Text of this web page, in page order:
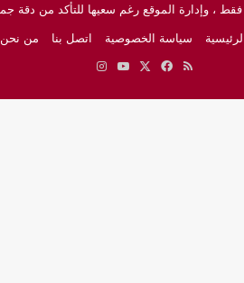
، وإدارة الموقع رغم سعيها للتأكد من دقة
سياسة الخصوصية اتصل بنا
من نحن
ملخصفيسبوك ‫YouTubeانستقرام